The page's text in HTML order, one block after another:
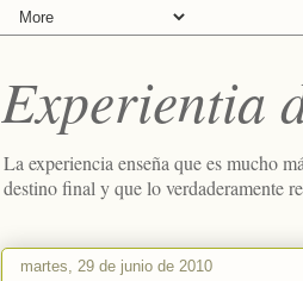
Experientia
La experiencia enseña que es mucho
destino final y que lo verdaderamente
martes, 29 de junio de 2010